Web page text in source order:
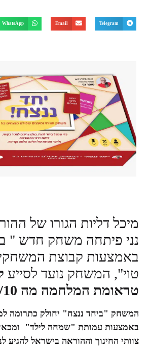
Telegram
Email
WhatsApp
מיכל דליות הגורו של
נני פיתחה משחק חדש "
באמצעות קבוצת
טוי", המשחק נועד לסייע
טראומת המלחמה מה 7/10
המשחק "ביחד ננצח" יחולק כתרומה
באמצעות עמותת "שמחה לילד"
צוותי החינוך וההוראה בישראל להגיע